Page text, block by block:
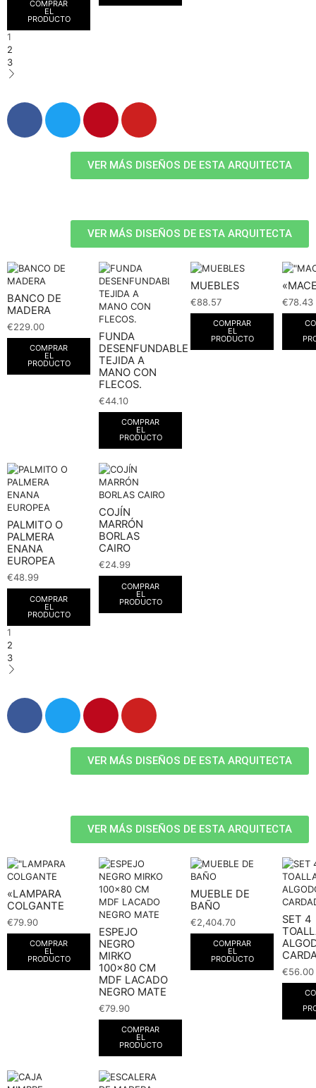
COMPRAR
EL
PRODUCTO
1
2
3
VER MÁS DISEÑOS DE ESTA ARQUITECTA
VER MÁS DISEÑOS DE ESTA ARQUITECTA
BANCO DE
MADERA
€229.00
COMPRAR
EL
PRODUCTO
FUNDA
DESENFUNDABLE
TEJIDA A
MANO CON
FLECOS.
€44.10
COMPRAR
EL
PRODUCTO
MUEBLES
€88.57
COMPRAR
EL
PRODUCTO
€78.43
PALMITO O
PALMERA
ENANA
EUROPEA
€48.99
COMPRAR
EL
PRODUCTO
COJÍN
MARRÓN
BORLAS
CAIRO
€24.99
COMPRAR
EL
PRODUCTO
1
2
3
VER MÁS DISEÑOS DE ESTA ARQUITECTA
VER MÁS DISEÑOS DE ESTA ARQUITECTA
«LAMPARA
COLGANTE
€79.90
COMPRAR
EL
PRODUCTO
ESPEJO
NEGRO
MIRKO
100×80 CM
MDF LACADO
NEGRO MATE
€79.90
COMPRAR
EL
PRODUCTO
MUEBLE DE
BAÑO
€2,404.70
COMPRAR
EL
PRODUCTO
SET 4
€56.00